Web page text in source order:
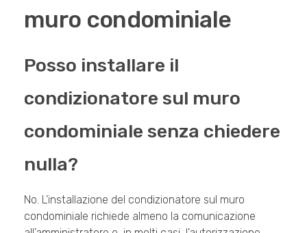
muro condominiale
Posso installare il
condizionatore sul muro
condominiale senza chiedere
nulla?
No. L’installazione del condizionatore sul muro
condominiale richiede almeno la comunicazione